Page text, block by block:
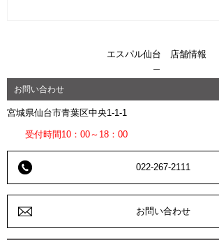
エスパル仙台 店舗情報
お問い合わせ
宮城県仙台市青葉区中央1-1-1
受付時間10：00～18：00
022-267-2111
お問い合わせ